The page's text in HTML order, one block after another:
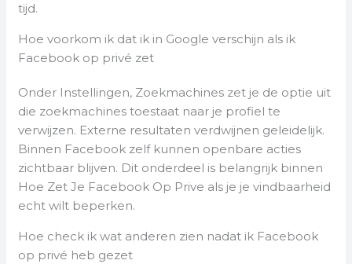
tijd.
Hoe voorkom ik dat ik in Google verschijn als ik
Facebook op privé zet
Onder Instellingen, Zoekmachines zet je de optie uit
die zoekmachines toestaat naar je profiel te
verwijzen. Externe resultaten verdwijnen geleidelijk.
Binnen Facebook zelf kunnen openbare acties
zichtbaar blijven. Dit onderdeel is belangrijk binnen
Hoe Zet Je Facebook Op Prive als je je vindbaarheid
echt wilt beperken.
Hoe check ik wat anderen zien nadat ik Facebook
op privé heb gezet